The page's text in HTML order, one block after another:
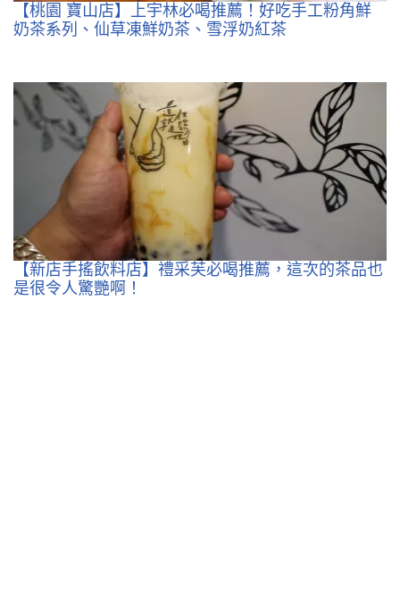
【桃園 寶山店】上宇林必喝推薦！好吃手工粉角鮮
奶茶系列、仙草凍鮮奶茶、雪浮奶紅茶
【新店手搖飲料店】禮采芙必喝推薦，這次的茶品也
是很令人驚艷啊！